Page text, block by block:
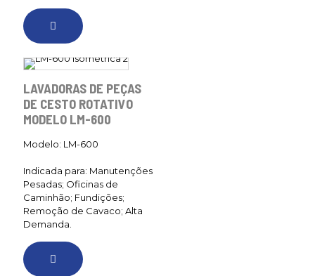
LAVADORAS DE PEÇAS
DE CESTO ROTATIVO
MODELO LM-600
Modelo: LM-600
Indicada para: Manutenções
Pesadas; Oficinas de
Caminhão; Fundições;
Remoção de Cavaco; Alta
Demanda.